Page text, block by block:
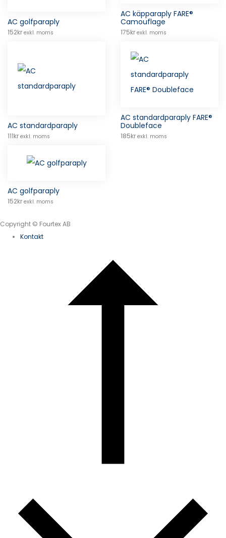
AC golfparaply
152kr exkl. moms
AC käpparaply FARE®
Camouflage
175kr exkl. moms
AC standardparaply
111kr exkl. moms
AC standardparaply FARE®
Doubleface
185kr exkl. moms
AC golfparaply
152kr exkl. moms
Copyright © Fourtex AB
Kontakt